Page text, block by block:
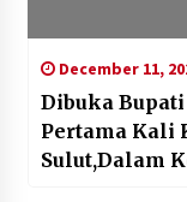
December 11,
Dibuka
Pertama Kali
Sulut,Dalam